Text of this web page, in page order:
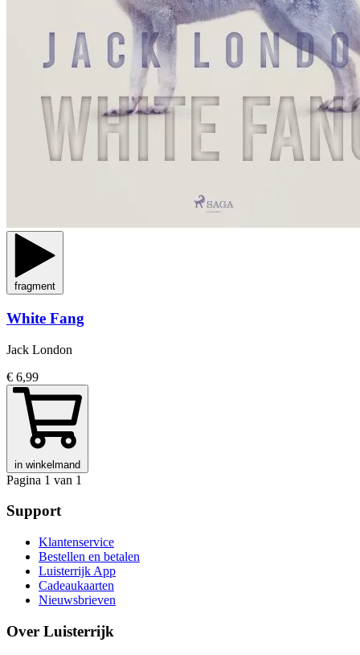
fragment
White Fang
Jack London
€ 6,99
in winkelmand
Pagina 1 van 1
Support
Klantenservice
Bestellen en betalen
Luisterrijk App
Cadeaukaarten
Nieuwsbrieven
Over Luisterrijk